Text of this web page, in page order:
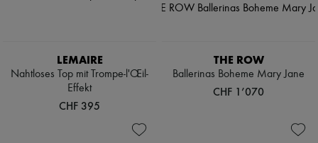
LEMAIRE
Nahtloses Top mit Trompe-l'Œil-
Effekt
CHF 395
THE ROW
Ballerinas Boheme Mary Jane
CHF 1’070